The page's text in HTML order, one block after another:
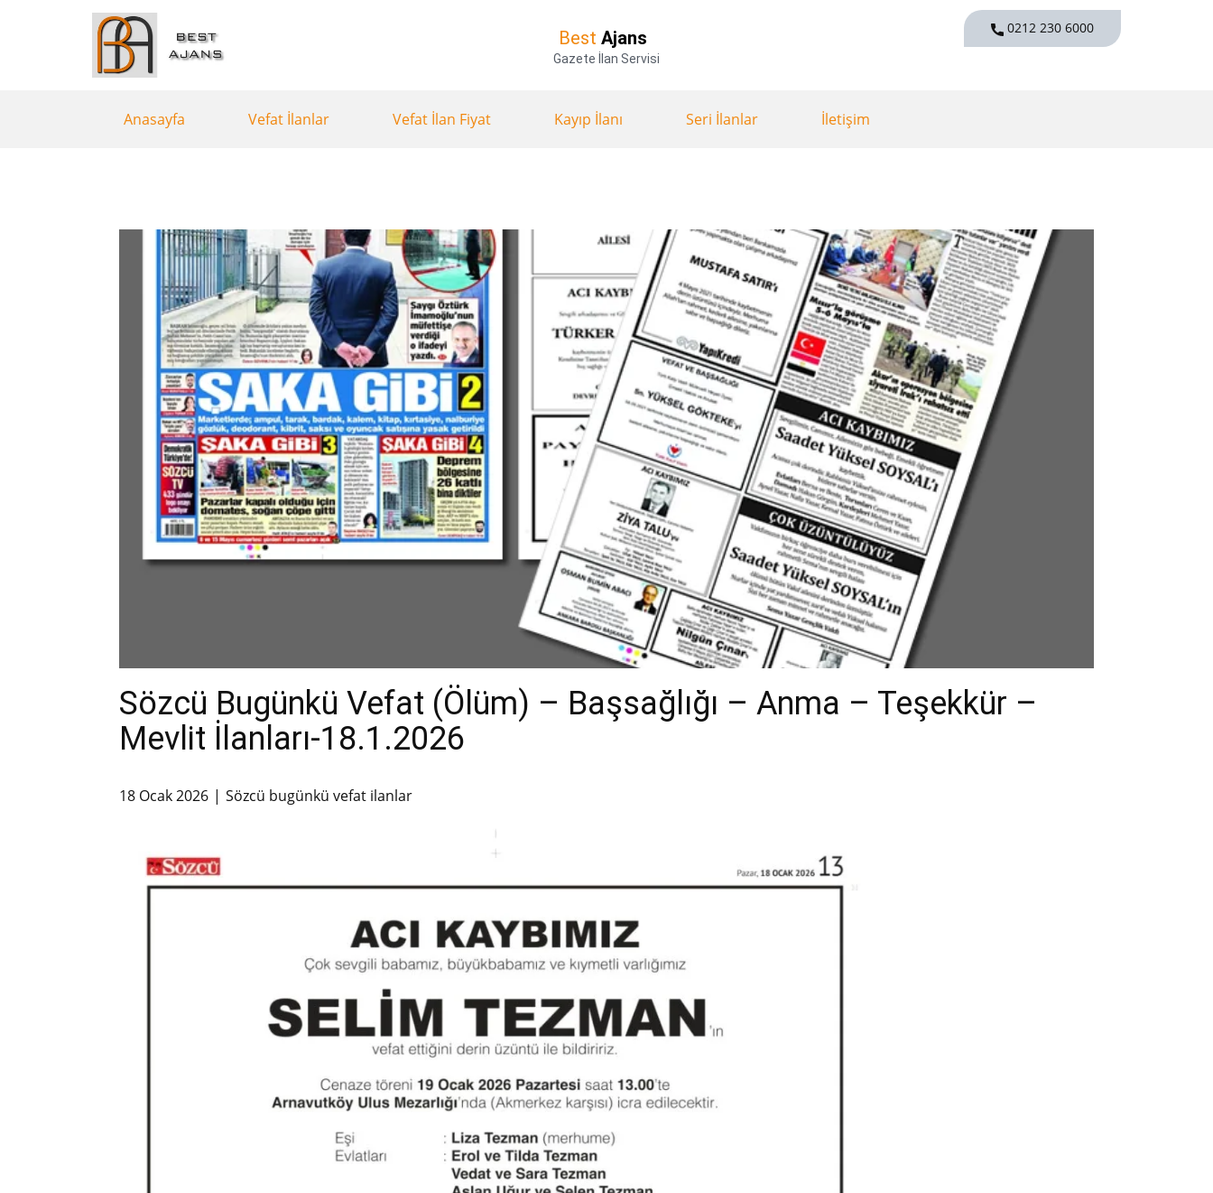
Best Ajans
Gazete İlan Servisi
0212 230 6000
Anasayfa Vefat İlanlar Vefat İlan Fiyat Kayıp İlanı Seri İlanlar İletişim
Sözcü Bugünkü Vefat (Ölüm) – Başsağlığı – Anma – Teşekkür –
Mevlit İlanları-18.1.2026
18 Ocak 2026 Sözcü bugünkü vefat ilanlar